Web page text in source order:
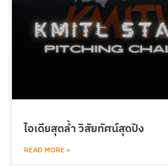
ไอเดียสุดล้ำ วิสัยทัศน์สุดปัง
READ MORE »